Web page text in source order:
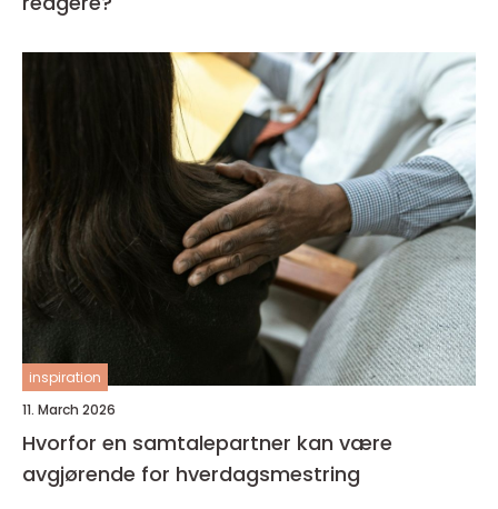
inspiration
11. March 2026
Hvorfor en samtalepartner kan være
avgjørende for hverdagsmestring